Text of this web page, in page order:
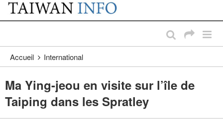
Passer au contenu principal
:::
Accueil International
Ma Ying-jeou en visite sur l’île de
Taiping dans les Spratley